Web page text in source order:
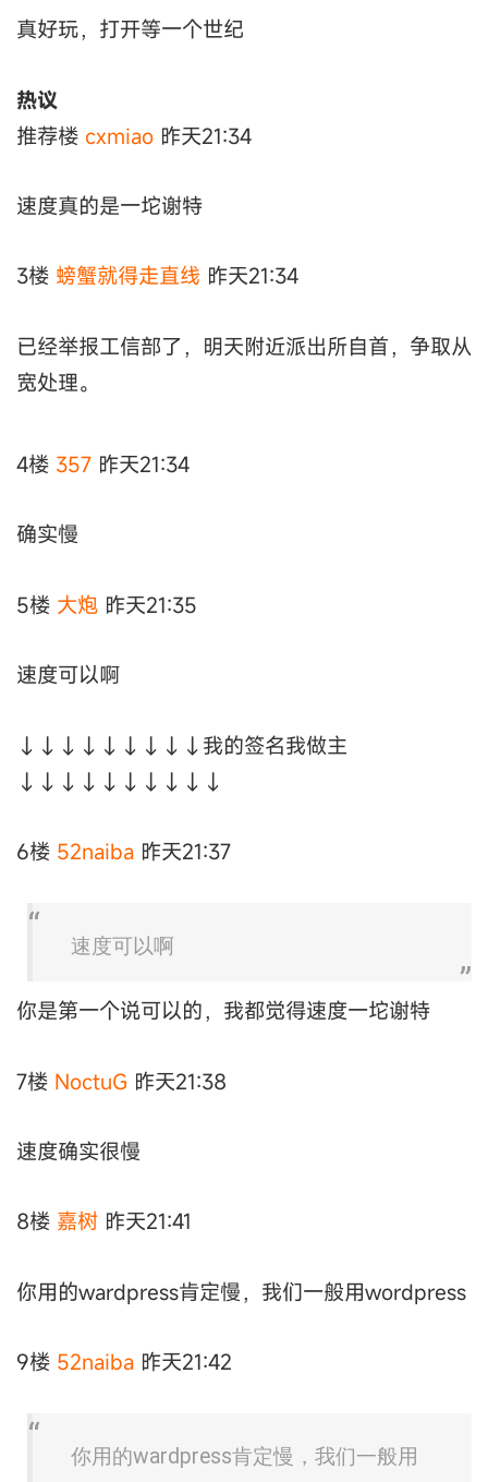
真好玩，打开等一个世纪
热议
推荐楼 cxmiao 昨天21:34
速度真的是一坨谢特
3楼 螃蟹就得走直线 昨天21:34
已经举报工信部了，明天附近派出所自首，争取从
宽处理。
4楼 357 昨天21:34
确实慢
5楼 大炮 昨天21:35
速度可以啊
↓↓↓↓↓↓↓↓↓我的签名我做主
↓↓↓↓↓↓↓↓↓↓
6楼 52naiba 昨天21:37
速度可以啊
你是第一个说可以的，我都觉得速度一坨谢特
7楼 NoctuG 昨天21:38
速度确实很慢
8楼 嘉树 昨天21:41
你用的wardpress肯定慢，我们一般用wordpress
9楼 52naiba 昨天21:42
你用的wardpress肯定慢，我们一般用